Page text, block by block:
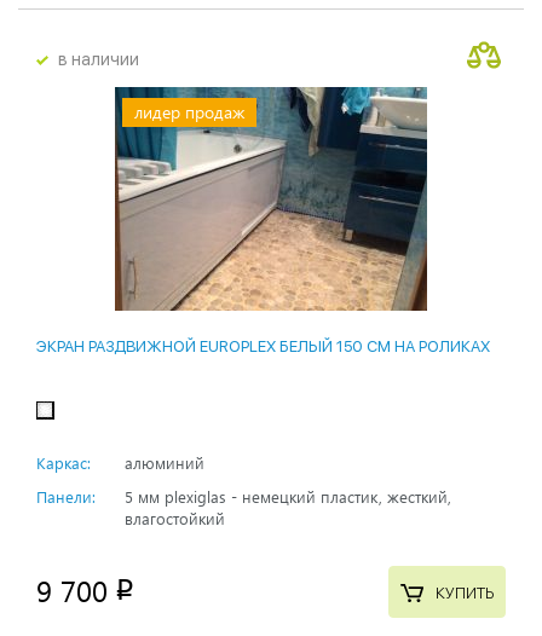
в наличии
лидер продаж
ЭКРАН РАЗДВИЖНОЙ EUROPLEX БЕЛЫЙ 150 СМ НА РОЛИКАХ
Каркас:
алюминий
Панели:
5 мм plexiglas - немецкий пластик, жесткий,
влагостойкий
9 700 p КУПИТЬ